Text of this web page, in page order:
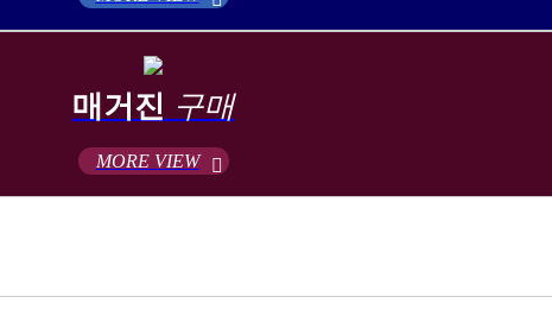
매거진 구매
MORE VIEW